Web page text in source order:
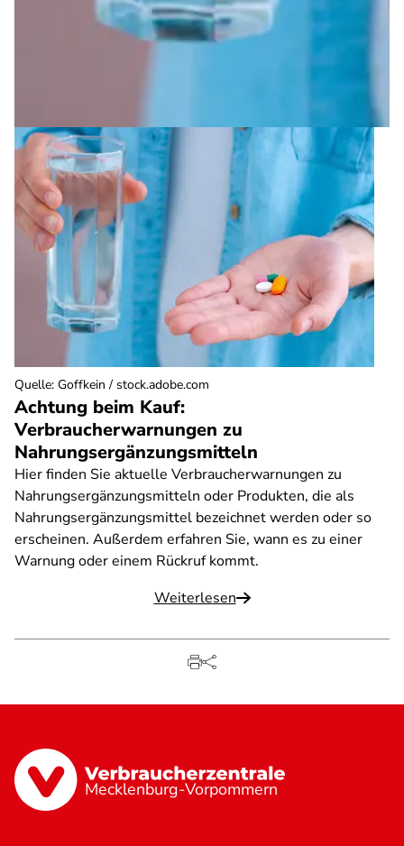
Achtung beim Kauf:
Verbraucherwarnungen zu
Nahrungsergänzungsmitteln
Hier finden Sie aktuelle Verbraucherwarnungen zu
Nahrungsergänzungsmitteln oder Produkten, die als
Nahrungsergänzungsmittel bezeichnet werden oder so
erscheinen. Außerdem erfahren Sie, wann es zu einer
Warnung oder einem Rückruf kommt.
Weiterlesen
Quelle: Goffkein / stock.adobe.com
Mecklenburg-Vorpommern